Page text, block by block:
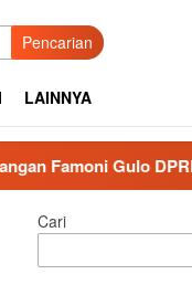
Pencarian
LAINNYA
Gulo DPRD
Cari